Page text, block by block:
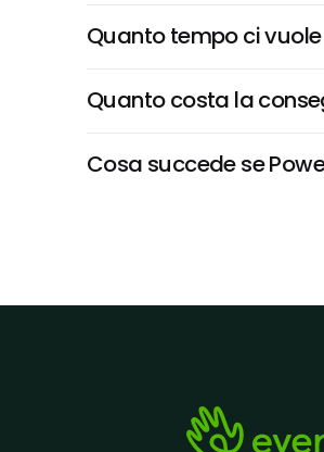
Quanto tempo ci
Quanto costa la
Cosa succede se